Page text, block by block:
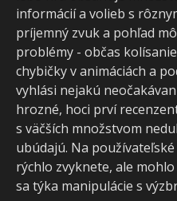
informácií a volieb s
príjemný zvuk a pohľad
problémy - občas
chybičky v animáciách a
vyhlási nejakú
hrozné, hoci prví
s väčších množstvom
ubúdajú. Na
rýchlo zvyknete, ale
sa týka manipulácie s